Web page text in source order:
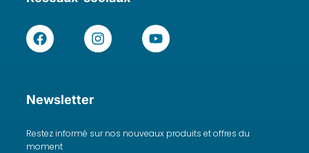
Newsletter
Restez informé sur nos nouveaux produits et offres du
moment